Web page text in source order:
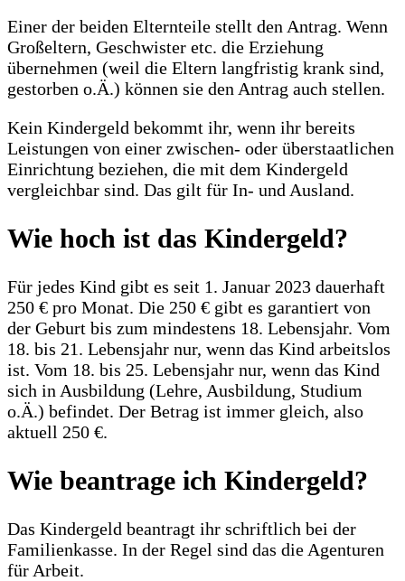
Einer der beiden Elternteile stellt den Antrag. Wenn
Großeltern, Geschwister etc. die Erziehung
übernehmen (weil die Eltern langfristig krank sind,
gestorben o.Ä.) können sie den Antrag auch stellen.
Kein Kindergeld bekommt ihr, wenn ihr bereits
Leistungen von einer zwischen- oder überstaatlichen
Einrichtung beziehen, die mit dem Kindergeld
vergleichbar sind. Das gilt für In- und Ausland.
Wie hoch ist das Kindergeld?
Für jedes Kind gibt es seit 1. Januar 2023 dauerhaft
250 € pro Monat. Die 250 € gibt es garantiert von
der Geburt bis zum mindestens 18. Lebensjahr. Vom
18. bis 21. Lebensjahr nur, wenn das Kind arbeitslos
ist. Vom 18. bis 25. Lebensjahr nur, wenn das Kind
sich in Ausbildung (Lehre, Ausbildung, Studium
o.Ä.) befindet. Der Betrag ist immer gleich, also
aktuell 250 €.
Wie beantrage ich Kindergeld?
Das Kindergeld beantragt ihr schriftlich bei der
Familienkasse. In der Regel sind das die Agenturen
für Arbeit.